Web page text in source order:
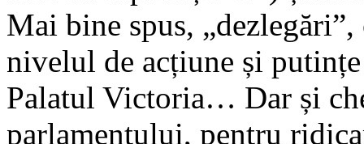
Mai bine spus,
nivelul de acțiune și
Palatul Victoria… Dar și
parlamentului, pentru